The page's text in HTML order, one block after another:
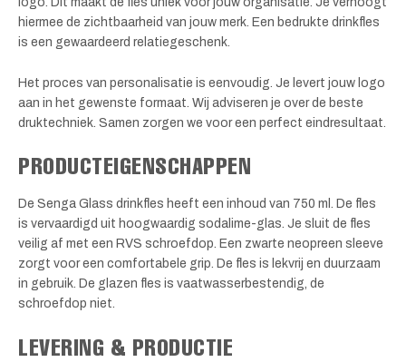
hiermee de zichtbaarheid van jouw merk. Een bedrukte drinkfles
is een gewaardeerd relatiegeschenk.
Het proces van personalisatie is eenvoudig. Je levert jouw logo
aan in het gewenste formaat. Wij adviseren je over de beste
druktechniek. Samen zorgen we voor een perfect eindresultaat.
PRODUCTEIGENSCHAPPEN
De Senga Glass drinkfles heeft een inhoud van 750 ml. De fles
is vervaardigd uit hoogwaardig sodalime-glas. Je sluit de fles
veilig af met een RVS schroefdop. Een zwarte neopreen sleeve
zorgt voor een comfortabele grip. De fles is lekvrij en duurzaam
in gebruik. De glazen fles is vaatwasserbestendig, de
schroefdop niet.
LEVERING & PRODUCTIE